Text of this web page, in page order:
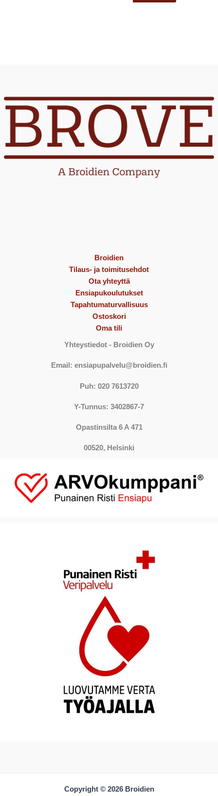
Broidien
Tilaus- ja toimitusehdot
Ota yhteyttä
Ensiapukoulutukset
Tapahtumaturvallisuus
Ostoskori
Oma tili
Yhteystiedot- Broidien Oy
Email: ensiapupalvelu@broidien.fi
Puh: 020 7613720
Y-Tunnus: 3402867-7
Opastinsilta 6 A 471
00520, Helsinki
Copyright © 2026 Broidien